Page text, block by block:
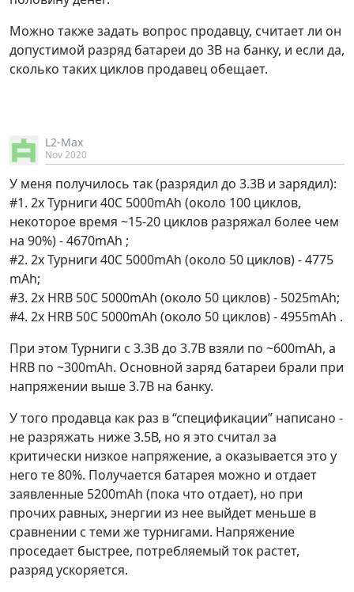
Можно также задать вопрос продавцу, считает ли он
допустимой разряд батареи до 3В на банку, и если да,
сколько таких циклов продавец обещает.
L2-Max
Nov 2020
У меня получилось так (разрядил до 3.3В и зарядил):
#1. 2х Турниги 40С 5000mAh (около 100 циклов,
некоторое время ~15-20 циклов разряжал более чем
на 90%) - 4670mAh ;
#2. 2х Турниги 40С 5000mAh (около 50 циклов) - 4775
mAh;
#3. 2х HRB 50С 5000mAh (около 50 циклов) - 5025mAh;
#4. 2х HRB 50С 5000mAh (около 50 циклов) - 4955mAh .
При этом Турниги с 3.3В до 3.7В взяли по ~600mAh, а
HRB по ~300mAh. Основной заряд батареи брали при
напряжении выше 3.7В на банку.
У того продавца как раз в “спецификации” написано -
не разряжать ниже 3.5В, но я это считал за
критически низкое напряжение, а оказывается это у
него те 80%. Получается батарея можно и отдает
заявленные 5200mAh (пока что отдает), но при
прочих равных, энергии из нее выйдет меньше в
сравнении с теми же турнигами. Напряжение
проседает быстрее, потребляемый ток растет,
разряд ускоряется.